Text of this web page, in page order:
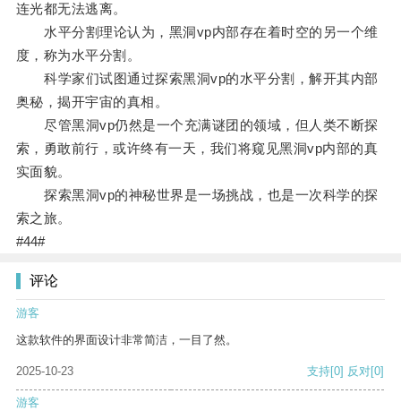
连光都无法逃离。
水平分割理论认为，黑洞vp内部存在着时空的另一个维
度，称为水平分割。
科学家们试图通过探索黑洞vp的水平分割，解开其内部
奥秘，揭开宇宙的真相。
尽管黑洞vp仍然是一个充满谜团的领域，但人类不断探
索，勇敢前行，或许终有一天，我们将窥见黑洞vp内部的真
实面貌。
探索黑洞vp的神秘世界是一场挑战，也是一次科学的探
索之旅。
#44#
评论
游客
这款软件的界面设计非常简洁，一目了然。
2025-10-23 支持[0] 反对[0]
游客